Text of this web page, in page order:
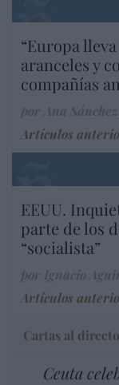
“Europa
aranceles y
compañías
Artículos
EEUU.
parte de los
“socialista”
Artículos
Cartas al
Ceuta